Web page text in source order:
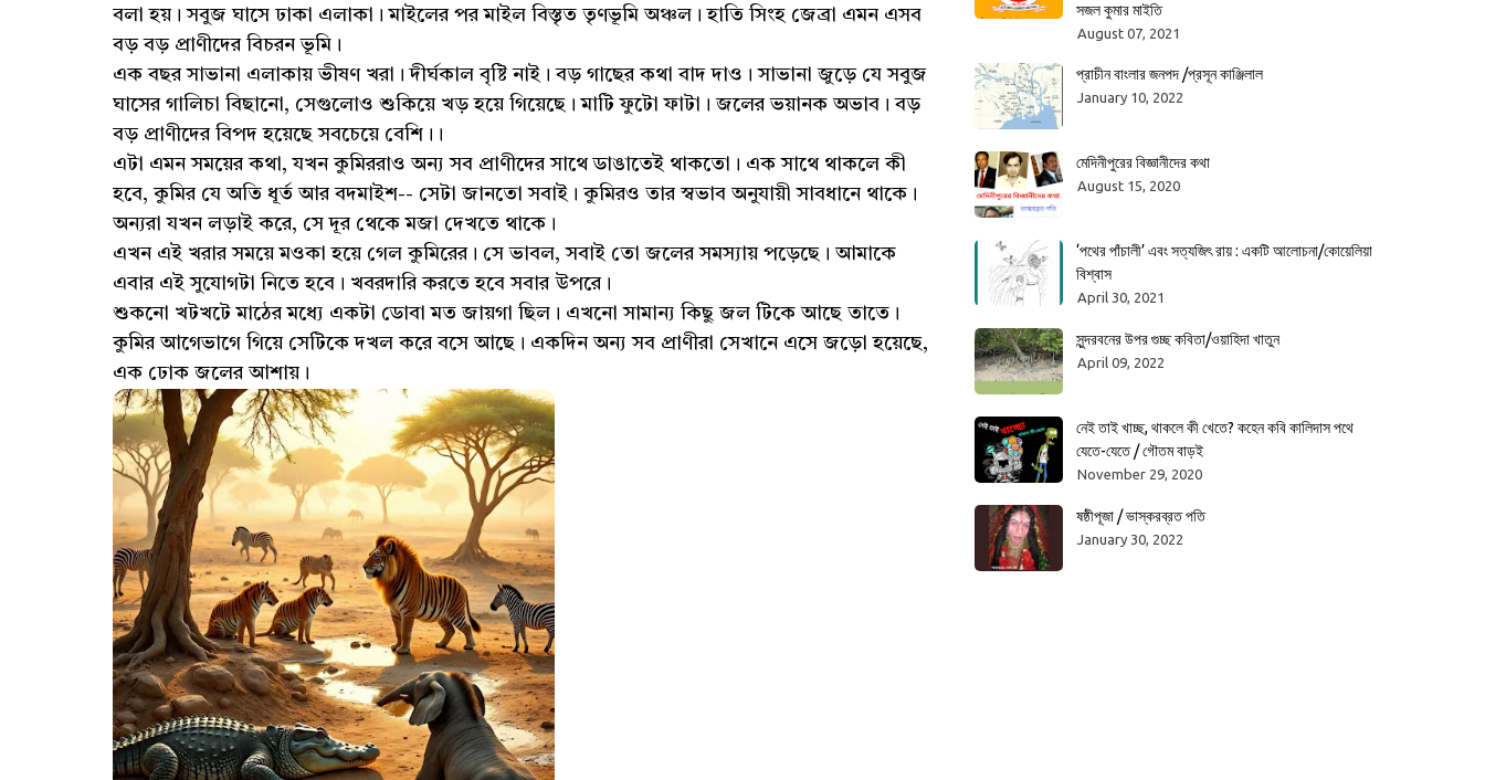
বলা হয়। সবুজ ঘাসে ঢাকা এলাকা। মাইলের পর মাইল বিস্তৃত তৃণভূমি অঞ্চল। হাতি সিংহ জেব্রা এমন এসব
বড় বড় প্রাণীদের বিচরন ভূমি।
এক বছর সাভানা এলাকায় ভীষণ খরা। দীর্ঘকাল বৃষ্টি নাই। বড় গাছের কথা বাদ দাও। সাভানা জুড়ে যে সবুজ
ঘাসের গালিচা বিছানো, সেগুলোও শুকিয়ে খড় হয়ে গিয়েছে। মাটি ফুটো ফাটা। জলের ভয়ানক অভাব। বড়
বড় প্রাণীদের বিপদ হয়েছে সবচেয়ে বেশি।।
এটা এমন সময়ের কথা, যখন কুমিররাও অন্য সব প্রাণীদের সাথে ডাঙাতেই থাকতো। এক সাথে থাকলে কী
হবে, কুমির যে অতি ধূর্ত আর বদমাইশ-- সেটা জানতো সবাই। কুমিরও তার স্বভাব অনুযায়ী সাবধানে থাকে।
অন্যরা যখন লড়াই করে, সে দূর থেকে মজা দেখতে থাকে।
এখন এই খরার সময়ে মওকা হয়ে গেল কুমিরের। সে ভাবল, সবাই তো জলের সমস্যায় পড়েছে। আমাকে
এবার এই সুযোগটা নিতে হবে। খবরদারি করতে হবে সবার উপরে।
শুকনো খটখটে মাঠের মধ্যে একটা ডোবা মত জায়গা ছিল। এখনো সামান্য কিছু জল টিকে আছে তাতে।
কুমির আগেভাগে গিয়ে সেটিকে দখল করে বসে আছে। একদিন অন্য সব প্রাণীরা সেখানে এসে জড়ো হয়েছে,
এক ঢোক জলের আশায়।
সজল কুমার মাইতি
August 07, 2021
প্রাচীন বাংলার জনপদ /প্রসূন কাঞ্জিলাল
January 10, 2022
মেদিনীপুরের বিজ্ঞানীদের কথা
August 15, 2020
‘পথের পাঁচালী’ এবং সত্যজিৎ রায় : একটি আলোচনা/কোয়েলিয়া
বিশ্বাস
April 30, 2021
সুন্দরবনের উপর গুচ্ছ কবিতা/ওয়াহিদা খাতুন
April 09, 2022
নেই তাই খাচ্ছ, থাকলে কী খেতে? কহেন কবি কালিদাস পথে
যেতে-যেতে / গৌতম বাড়ই
November 29, 2020
ষষ্ঠীপূজা / ভাস্করব্রত পতি
January 30, 2022